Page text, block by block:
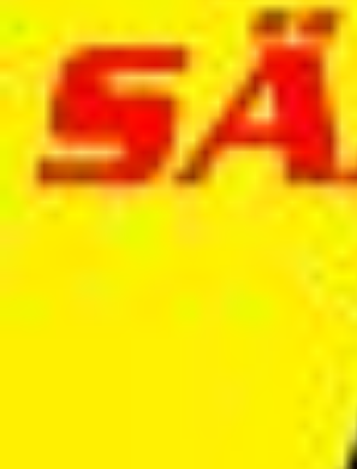
Konkurssi­pesät
Puolustus­voimat